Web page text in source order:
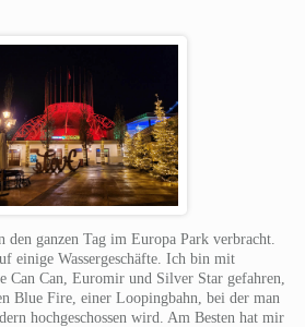
den ganzen Tag im Europa Park verbracht.
einige Wassergeschäfte. Ich bin mit
Can Can, Euromir und Silver Star gefahren,
Blue Fire, einer Loopingbahn, bei der man
hochgeschossen wird. Am Besten hat mir